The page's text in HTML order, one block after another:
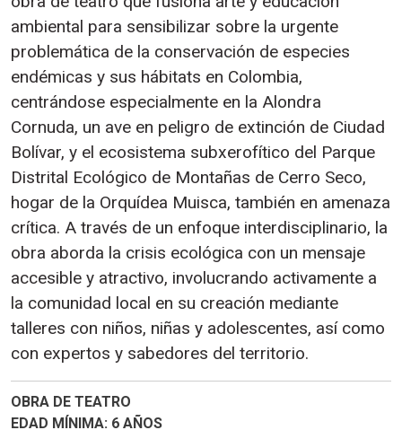
ambiental para sensibilizar sobre la urgente
problemática de la conservación de especies
endémicas y sus hábitats en Colombia,
centrándose especialmente en la Alondra
Cornuda, un ave en peligro de extinción de Ciudad
Bolívar, y el ecosistema subxerofítico del Parque
Distrital Ecológico de Montañas de Cerro Seco,
hogar de la Orquídea Muisca, también en amenaza
crítica. A través de un enfoque interdisciplinario, la
obra aborda la crisis ecológica con un mensaje
accesible y atractivo, involucrando activamente a
la comunidad local en su creación mediante
talleres con niños, niñas y adolescentes, así como
con expertos y sabedores del territorio.
OBRA DE TEATRO
EDAD MÍNIMA 6 AÑOS